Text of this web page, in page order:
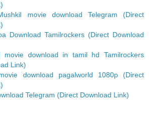
movie download Telegram (Direct
Download Tamilrockers (Direct Download
movie download in tamil hd Tamilrockers
Link)
download pagalworld 1080p (Direct
Telegram (Direct Download Link)